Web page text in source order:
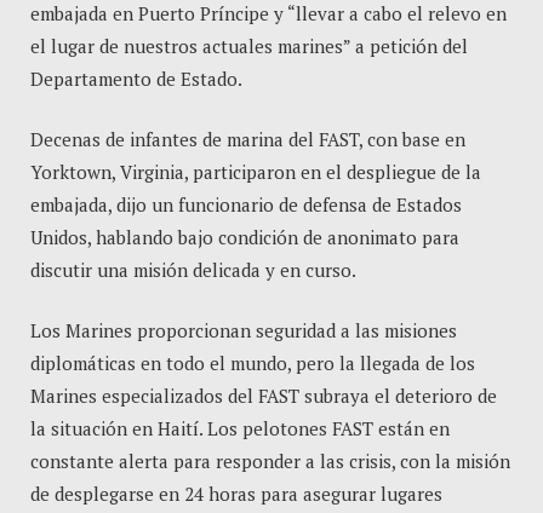
embajada en Puerto Príncipe y “llevar a cabo el relevo en
el lugar de nuestros actuales marines” a petición del
Departamento de Estado.
Decenas de infantes de marina del FAST, con base en
Yorktown, Virginia, participaron en el despliegue de la
embajada, dijo un funcionario de defensa de Estados
Unidos, hablando bajo condición de anonimato para
discutir una misión delicada y en curso.
Los Marines proporcionan seguridad a las misiones
diplomáticas en todo el mundo, pero la llegada de los
Marines especializados del FAST subraya el deterioro de
la situación en Haití. Los pelotones FAST están en
constante alerta para responder a las crisis, con la misión
de desplegarse en 24 horas para asegurar lugares